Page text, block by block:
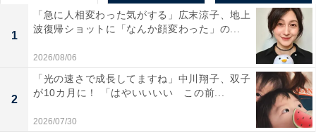
1
「急に人相変わった気がする」広末涼子、地上
波復帰ショットに「なんか顔変わった」の...
2026/08/06
2
「光の速さで成長してますね」中川翔子、双子
が10カ月に！ 「はやいいいい この前...
2026/07/30